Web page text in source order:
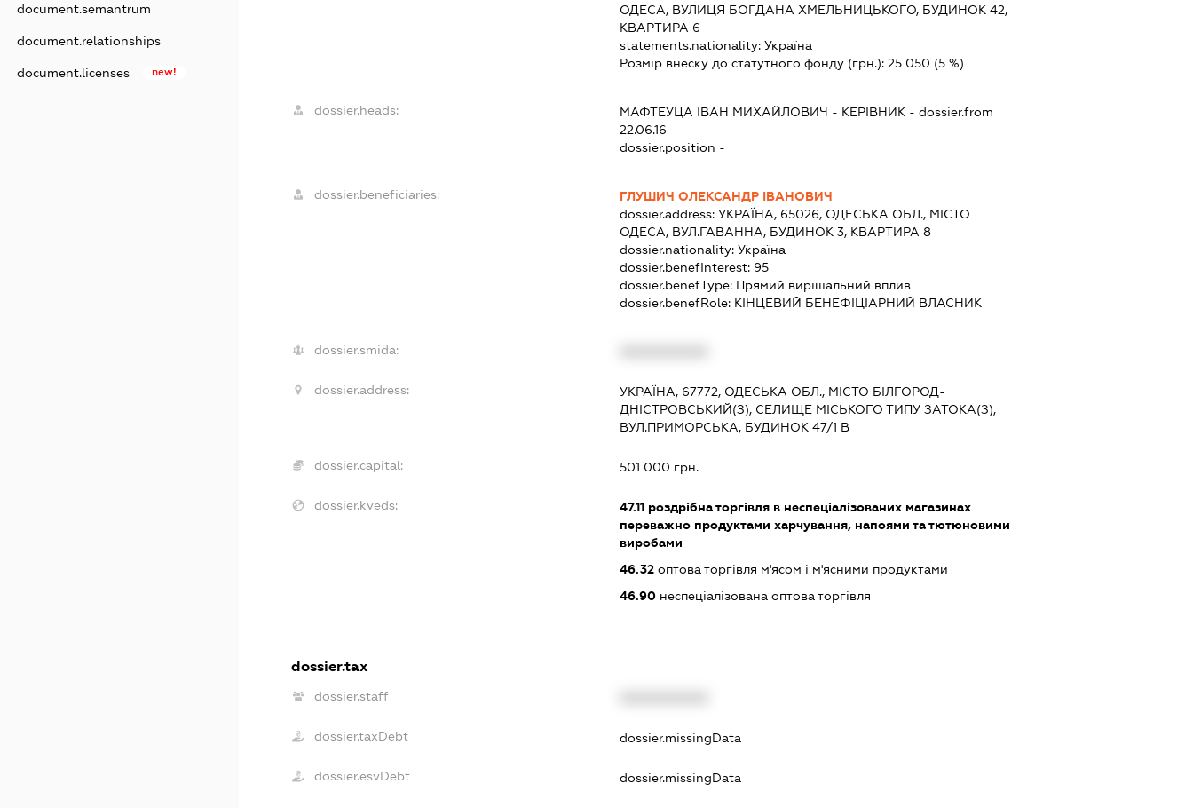
document.semantrum
document.relationships
document.licenses new!
ОДЕСА, ВУЛИЦЯ БОГДАНА ХМЕЛЬНИЦЬКОГО, БУДИНОК 42,
КВАРТИРА 6
statements.nationality:Україна
Розмір внеску до статутного фонду (грн.):25 050 (5 %)
dossier.heads: МАФТЕУЦА ІВАН МИХАЙЛОВИЧ - КЕРІВНИК - dossier.from
22.06.16
dossier.position -
dossier.beneficiaries:
ГЛУШИЧ ОЛЕКСАНДР ІВАНОВИЧ
dossier.address:УКРАЇНА, 65026, ОДЕСЬКА ОБЛ., МІСТО
ОДЕСА, ВУЛ.ГАВАННА, БУДИНОК 3, КВАРТИРА 8
dossier.nationality:Україна
dossier.benefInterest: 95
dossier.benefType: Прямий вирішальний вплив
dossier.benefRole: КІНЦЕВИЙ БЕНЕФІЦІАРНИЙ ВЛАСНИК
dossier.smida:
dossier.address:
УКРАЇНА, 67772, ОДЕСЬКА ОБЛ., МІСТО БІЛГОРОД-
ДНІСТРОВСЬКИЙ(З), СЕЛИЩЕ МІСЬКОГО ТИПУ ЗАТОКА(З),
ВУЛ.ПРИМОРСЬКА, БУДИНОК 47/1 В
dossier.capital: 501 000 грн.
dossier.kveds: 47.11 роздрібна торгівля в неспеціалізованих магазинах
переважно продуктами харчування, напоями та тютюновими
виробами
46.32 оптова торгівля м'ясом і м'ясними продуктами
46.90 неспеціалізована оптова торгівля
dossier.tax
dossier.staff
dossier.taxDebt dossier.missingData
dossier.esvDebt dossier.missingData